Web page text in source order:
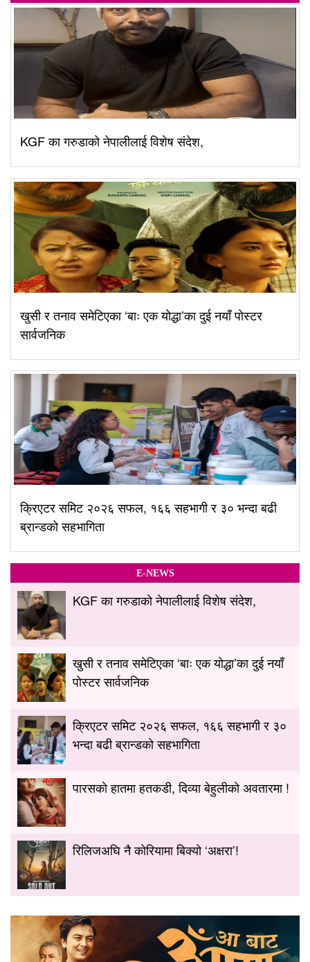
KGF का गरुडाको नेपालीलाई विशेष संदेश,
खुसी र तनाव समेटिएका ‘बाः एक योद्धा’का दुई नयाँ पोस्टर
सार्वजनिक
क्रिएटर समिट २०२६ सफल, १६६ सहभागी र ३० भन्दा बढी
ब्रान्डको सहभागिता
E-NEWS
KGF का गरुडाको नेपालीलाई विशेष संदेश,
खुसी र तनाव समेटिएका ‘बाः एक योद्धा’का दुई नयाँ
पोस्टर सार्वजनिक
क्रिएटर समिट २०२६ सफल, १६६ सहभागी र ३०
भन्दा बढी ब्रान्डको सहभागिता
पारसको हातमा हतकडी, दिव्या बेहुलीको अवतारमा !
रिलिजअघि नै कोरियामा बिक्यो ‘अक्षरा’!